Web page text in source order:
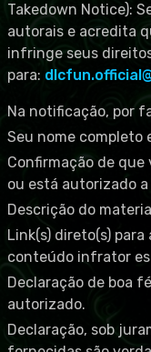
Takedown Notice):
autorais e acredita
infringe seus
para:
Na notificação, por
Seu nome completo
Confirmação de
ou está autorizado
Descrição do
Link(s) direto(s)
conteúdo infrator
Declaração de boa
autorizado.
Declaração, sob